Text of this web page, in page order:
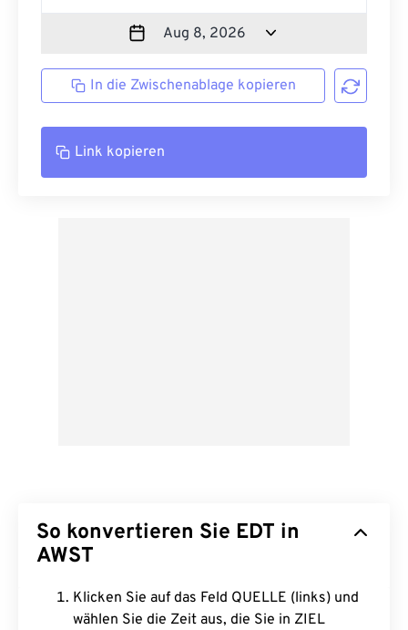
In die Zwischenablage kopieren
Link kopieren
So konvertieren Sie EDT in
AWST
Klicken Sie auf das Feld QUELLE (links) und
wählen Sie die Zeit aus, die Sie in ZIEL